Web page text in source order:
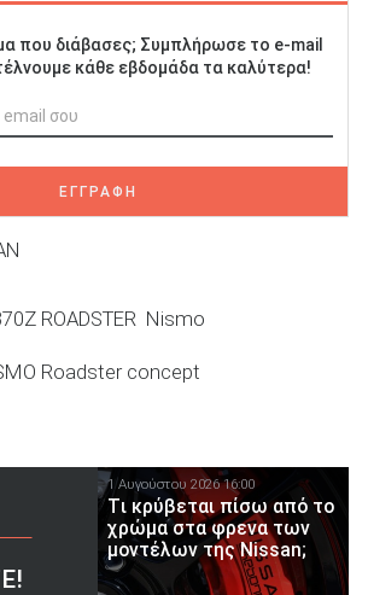
που διάβασες; Συμπλήρωσε το e-mail
κάθε εβδομάδα τα καλύτερα!
ΕΓΓΡΑΦΗ
ROADSTER Nismo
Roadster concept
1 Αυγούστου 2026 16:00
Tι κρύβεται πίσω από το
χρώμα στα φρενα των
μοντέλων της Nissan;